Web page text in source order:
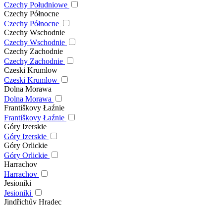
Czechy Południowe
Czechy Północne
Czechy Północne
Czechy Wschodnie
Czechy Wschodnie
Czechy Zachodnie
Czechy Zachodnie
Czeski Krumlow
Czeski Krumlow
Dolna Morawa
Dolna Morawa
Františkovy Łaźnie
Františkovy Łaźnie
Góry Izerskie
Góry Izerskie
Góry Orlickie
Góry Orlickie
Harrachov
Harrachov
Jesioniki
Jesioniki
Jindřichův Hradec